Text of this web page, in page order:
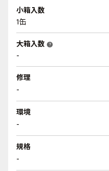
小箱入数
1缶
大箱入数 help
-
修理
-
環境
-
規格
-